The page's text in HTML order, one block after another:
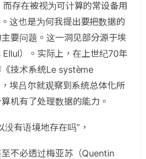
存在被视为可计算的常设备用
这也是为何我提出要把数据的
要问题。这一洞见部分源于埃
）。实际上，在上世纪70年
技术系统Le système
埃吕尔就观察到系统总体化所
机有了处理数据的能力。
没有语境地存在吗”，
不必透过梅亚苏（Quentin